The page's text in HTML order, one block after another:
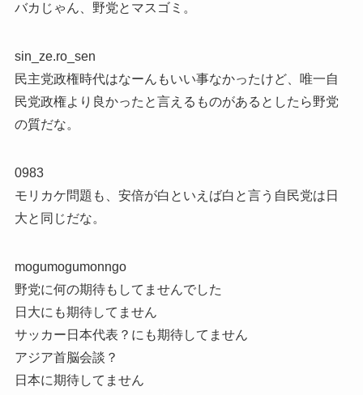
バカじゃん、野党とマスゴミ。
sin_ze.ro_sen
民主党政権時代はなーんもいい事なかったけど、唯一自
民党政権より良かったと言えるものがあるとしたら野党
の質だな。
0983
モリカケ問題も、安倍が白といえば白と言う自民党は日
大と同じだな。
mogumogumonngo
野党に何の期待もしてませんでした
日大にも期待してません
サッカー日本代表？にも期待してません
アジア首脳会談？
日本に期待してません